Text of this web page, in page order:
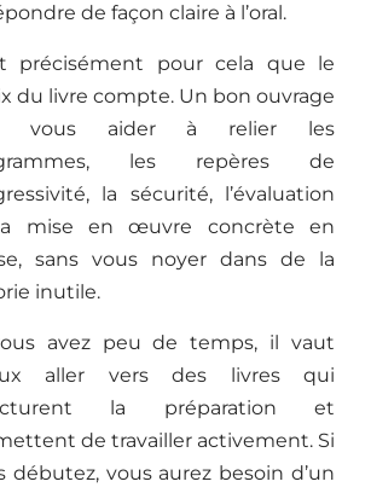
de façon claire à l’oral.
précisément pour cela que le
du livre compte. Un bon ouvrage
vous aider à relier les
les repères de
la sécurité, l’évaluation
mise en œuvre concrète en
sans vous noyer dans de la
inutile.
avez peu de temps, il vaut
aller vers des livres qui
la préparation et
de travailler activement. Si
débutez, vous aurez besoin d’un